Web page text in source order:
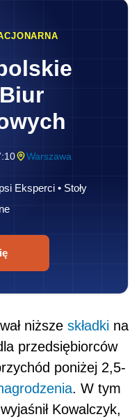
Warszawa
Eksperci • Stoły
niższe składki na
przedsiębiorców
poniżej 2,5-
. W tym
Kowalczyk,